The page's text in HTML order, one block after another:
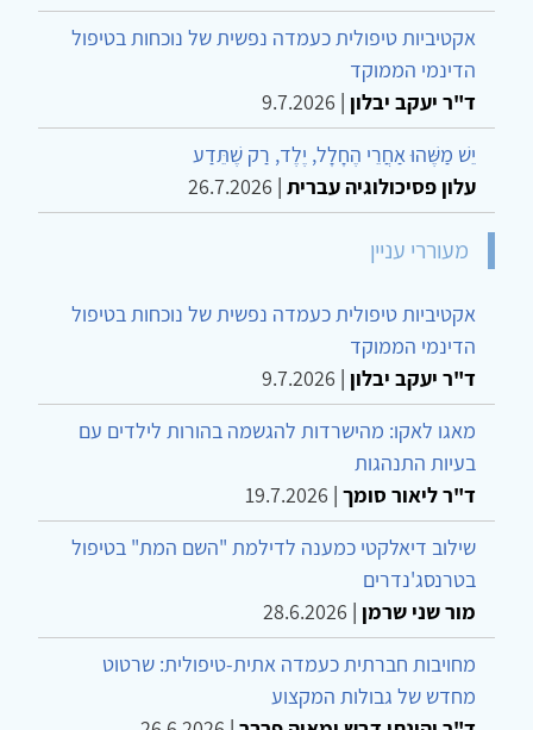
אקטיביות טיפולית כעמדה נפשית של נוכחות בטיפול
הדינמי הממוקד
ד"ר יעקב יבלון |
9.7.2026
יֵשׁ מַשֶּׁהוּ אַחֲרֵי הֶחָלָל, יֶלֶד, רַק שֶׁתֵּדַע
עלון פסיכולוגיה עברית |
26.7.2026
מעוררי עניין
אקטיביות טיפולית כעמדה נפשית של נוכחות בטיפול
הדינמי הממוקד
ד"ר יעקב יבלון |
9.7.2026
מאגו לאקו: מהישרדות להגשמה בהורות לילדים עם
בעיות התנהגות
ד"ר ליאור סומך |
19.7.2026
שילוב דיאלקטי כמענה לדילמת "השם המת" בטיפול
בטרנסג'נדרים
מור שני שרמן |
28.6.2026
מחויבות חברתית כעמדה אתית-טיפולית: שרטוט
מחדש של גבולות המקצוע